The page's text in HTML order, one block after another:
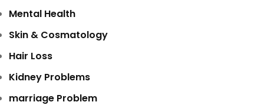
Mental Health
Skin & Cosmatology
Hair Loss
Kidney Problems
marriage Problem